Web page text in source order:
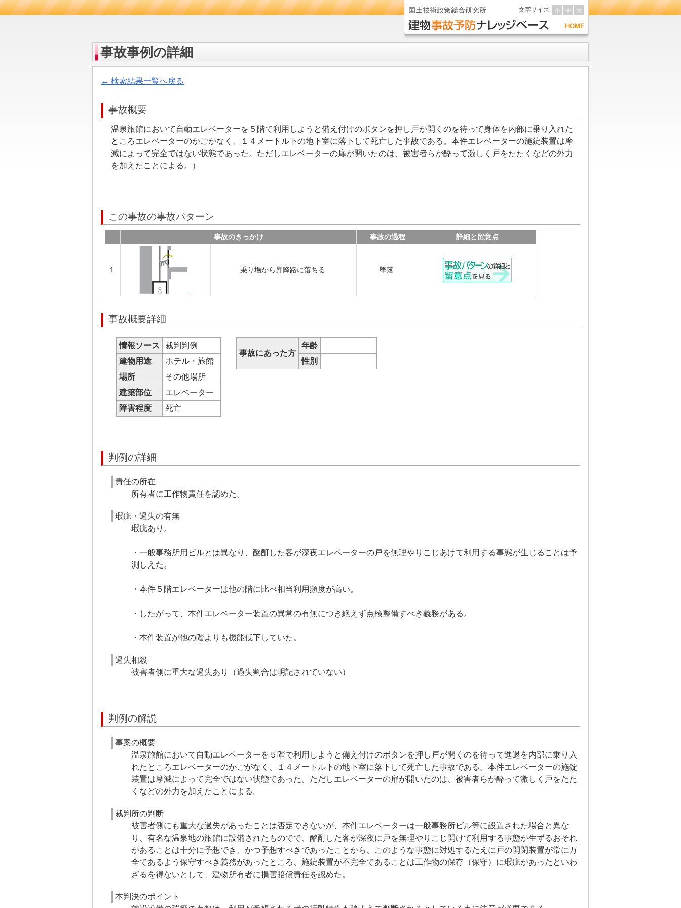
文字サイズ 小 中 大
事故事例の詳細
← 検索結果一覧へ戻る
事故概要
温泉旅館において自動エレベーターを５階で利用しようと備え付けのボタンを押し戸が開くのを待って身体を内部に乗り入れた
ところエレベーターのかごがなく、１４メートル下の地下室に落下して死亡した事故である。本件エレベーターの施錠装置は摩
滅によって完全ではない状態であった。ただしエレベーターの扉が開いたのは、被害者らが酔って激しく戸をたたくなどの外力
を加えたことによる。）
この事故の事故パターン
事故のきっかけ 事故の過程 詳細と留意点
1 乗り場から昇降路に落ちる 墜落
事故概要詳細
情報ソース
裁判判例
建物用途
ホテル・旅館
場所
その他場所
建築部位
エレベーター
障害程度
死亡
事故にあった方
年齢
性別
判例の詳細
責任の所在
所有者に工作物責任を認めた。
瑕疵・過失の有無
瑕疵あり。
・一般事務所用ビルとは異なり、酩酊した客が深夜エレベーターの戸を無理やりこじあけて利用する事態が生じることは予
測しえた。
・本件５階エレベーターは他の階に比べ相当利用頻度が高い。
・したがって、本件エレベーター装置の異常の有無につき絶えず点検整備すべき義務がある。
・本件装置が他の階よりも機能低下していた。
過失相殺
被害者側に重大な過失あり（過失割合は明記されていない）
判例の解説
事案の概要
温泉旅館において自動エレベーターを５階で利用しようと備え付けのボタンを押し戸が開くのを待って進退を内部に乗り入
れたところエレベーターのかごがなく、１４メートル下の地下室に落下して死亡した事故である。本件エレベーターの施錠
装置は摩滅によって完全ではない状態であった。ただしエレベーターの扉が開いたのは、被害者らが酔って激しく戸をたた
くなどの外力を加えたことによる。
裁判所の判断
被害者側にも重大な過失があったことは否定できないが、本件エレベーターは一般事務所ビル等に設置された場合と異な
り、有名な温泉地の旅館に設備されたものでで、酩酊した客が深夜に戸を無理やりこじ開けて利用する事態が生ずるおそれ
があることは十分に予想でき、かつ予想すべきであったことから、このような事態に対処するたえに戸の開閉装置が常に万
全であるよう保守すべき義務があったところ、施錠装置が不完全であることは工作物の保存（保守）に瑕疵があったといわ
ざるを得ないとして、建物所有者に損害賠償責任を認めた。
本判決のポイント